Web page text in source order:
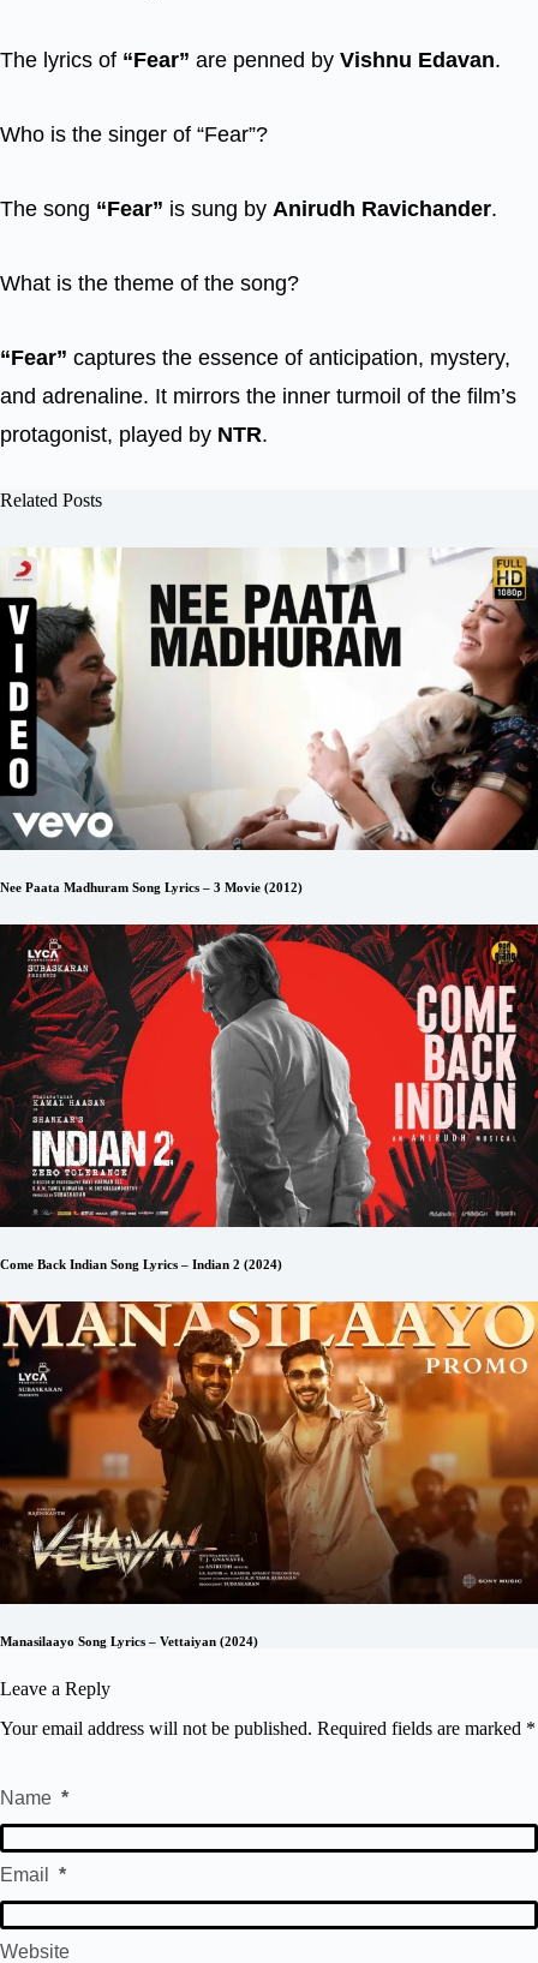
The lyrics of “Fear” are penned by Vishnu Edavan.
Who is the singer of “Fear”?
The song “Fear” is sung by Anirudh Ravichander.
What is the theme of the song?
“Fear” captures the essence of anticipation, mystery,
and adrenaline. It mirrors the inner turmoil of the film’s
protagonist, played by NTR.
Related Posts
Nee Paata Madhuram Song Lyrics – 3 Movie (2012)
Come Back Indian Song Lyrics – Indian 2 (2024)
Manasilaayo Song Lyrics – Vettaiyan (2024)
Leave a Reply
Your email address will not be published. Required fields are marked *
Name *
Email *
Website